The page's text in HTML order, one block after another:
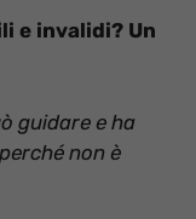
e invalidi? Un
guidare e ha
non è